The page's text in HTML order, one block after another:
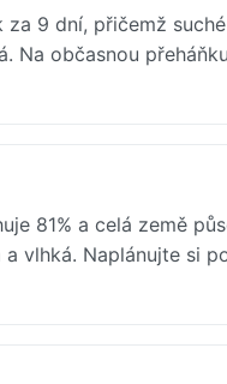
9 dní, přičemž
Na občasnou
81% a celá země
vlhká. Naplánujte si